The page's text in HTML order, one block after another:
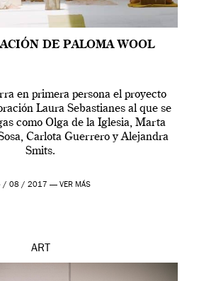
DE PALOMA WOOL
en primera persona el proyecto
Laura Sebastianes al que se
como Olga de la Iglesia, Marta
Carlota Guerrero y Alejandra
Smits.
/ 08 / 2017 — VER MÁS
ART